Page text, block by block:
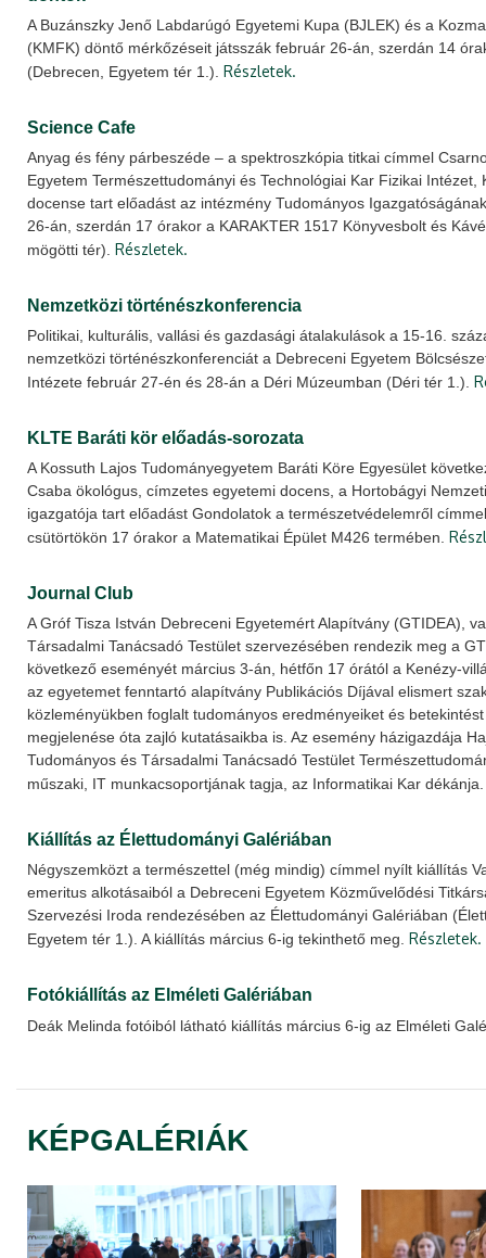
A Buzánszky Jenő Labdarúgó Egyetemi Kupa (BJLEK) és a
(KMFK) döntő mérkőzéseit játsszák február 26-án, szerdán 14
(Debrecen, Egyetem tér 1.). Részletek.
Science Cafe
Anyag és fény párbeszéde – a spektroszkópia titkai címmel
Egyetem Természettudományi és Technológiai Kar Fizikai Intézet,
docense tart előadást az intézmény Tudományos
26-án, szerdán 17 órakor a KARAKTER 1517 Könyvesbolt és
mögötti tér). Részletek.
Nemzetközi történészkonferencia
Politikai, kulturális, vallási és gazdasági átalakulások a 15-16.
nemzetközi történészkonferenciát a Debreceni Egyetem
Intézete február 27-én és 28-án a Déri Múzeumban (Déri tér 1.).
KLTE Baráti kör előadás-sorozata
A Kossuth Lajos Tudományegyetem Baráti Köre Egyesület
Csaba ökológus, címzetes egyetemi docens, a Hortobágyi
igazgatója tart előadást Gondolatok a természetvédelemről
csütörtökön 17 órakor a Matematikai Épület M426 termében.
Journal Club
A Gróf Tisza István Debreceni Egyetemért Alapítvány (GTIDEA),
Társadalmi Tanácsadó Testület szervezésében rendezik meg a
következő eseményét március 3-án, hétfőn 17 órától a Kenézy-
az egyetemet fenntartó alapítvány Publikációs Díjával elismert
közleményükben foglalt tudományos eredményeiket és
megjelenése óta zajló kutatásaikba is. Az esemény házigazdája
Tudományos és Társadalmi Tanácsadó Testület
műszaki, IT munkacsoportjának tagja, az Informatikai Kar
Kiállítás az Élettudományi Galériában
Négyszemközt a természettel (még mindig) címmel nyílt kiállítás
emeritus alkotásaiból a Debreceni Egyetem Közművelődési
Szervezési Iroda rendezésében az Élettudományi Galériában
Egyetem tér 1.). A kiállítás március 6-ig tekinthető meg. Részletek.
Fotókiállítás az Elméleti Galériában
Deák Melinda fotóiból látható kiállítás március 6-ig az Elméleti
KÉPGALÉRIÁK